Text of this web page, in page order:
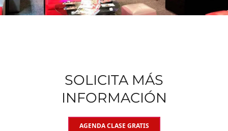
SOLICITA MÁS
INFORMACIÓN
AGENDA CLASE GRATIS